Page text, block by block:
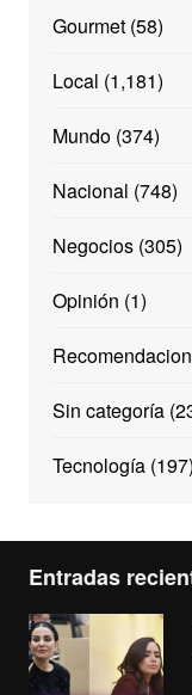
Gourmet(58)
Local (1,181)
Mundo(374)
Nacional (748)
Negocios(305)
Opinión (1)
Sin categoría
Tecnología(197)
Entradas